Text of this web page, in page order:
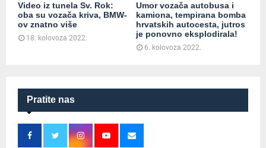
Pratite nas
Video iz tunela Sv. Rok:
oba su vozača kriva, BMW-
ov znatno više
18. kolovoza 2022.
Umor vozača autobusa i
kamiona, tempirana bomba
hrvatskih autocesta, jutros
je ponovno eksplodirala!
6. kolovoza 2022.